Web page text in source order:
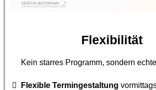
Flexibilität
Kein starres Programm, sondern
Flexible Termingestaltung